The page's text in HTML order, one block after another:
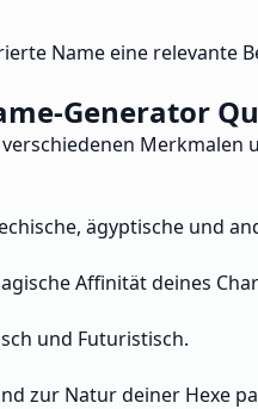
Name eine relevante
Generator
ägyptische und
Affinität deines
und Futuristisch.
zur Natur deiner Hexe